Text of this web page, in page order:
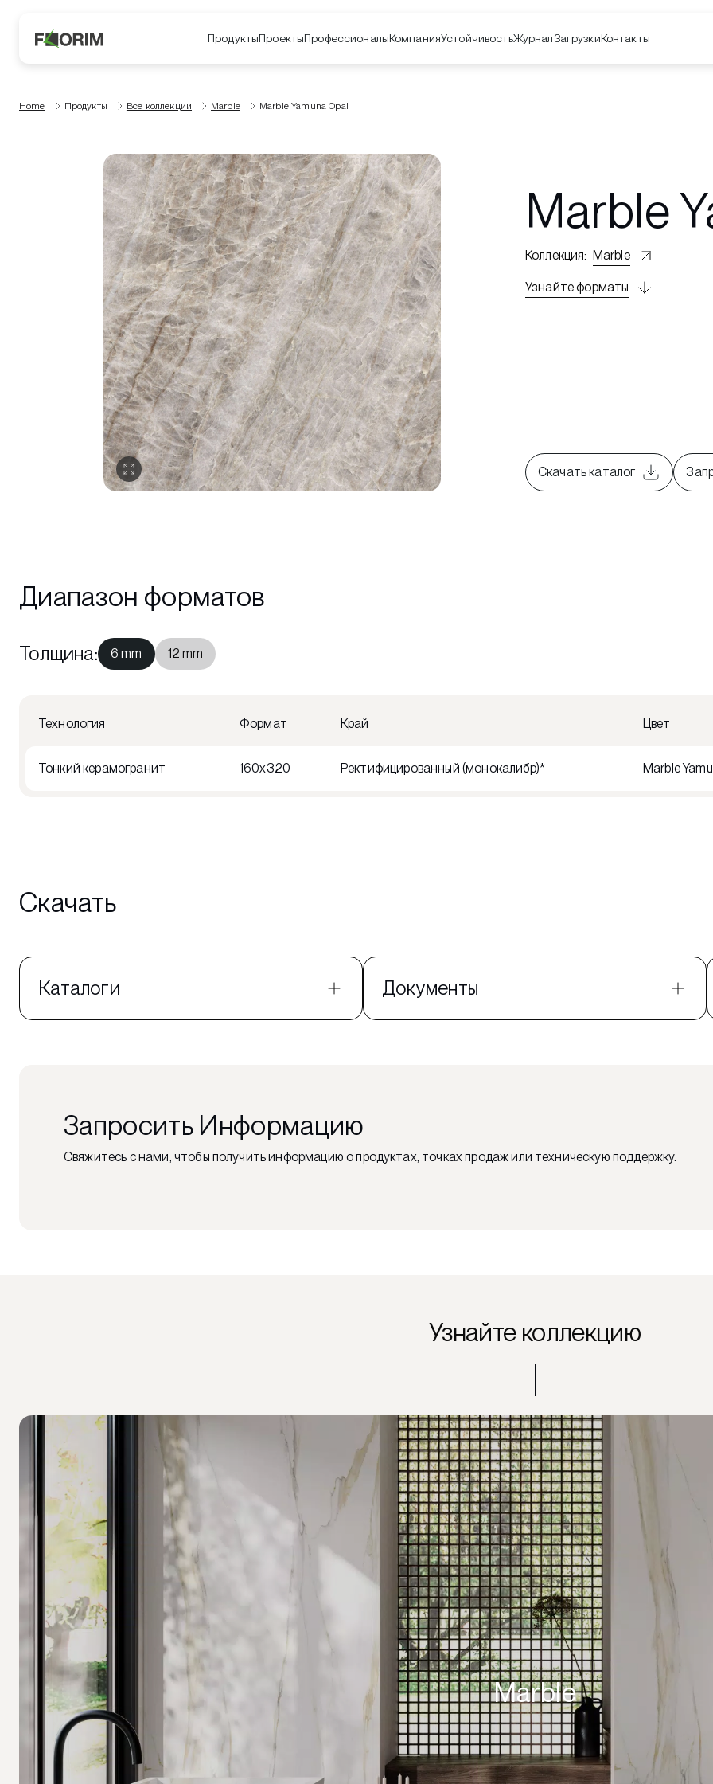
ПродуктыПроектыПрофессионалыКомпанияУстойчивостьЖурналЗагрузкиКонтакты
Home Продукты Все коллекции Marble Marble Yamuna Opal
Marble
Коллекция: Marble
Узнайте форматы
Скачать каталог
Диапазон форматов
Толщина: 6 mm 12 mm
Технология Формат Край Цвет
Тонкий керамогранит 160x320 Ректифицированный (монокалибр)* Marble
Скачать
Каталоги Документы
Запросить Информацию
Свяжитесь с нами, чтобы получить информацию о продуктах, точках продаж или техническую поддержку.
Узнайте коллекцию
Marble